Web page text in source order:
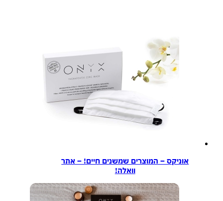
אוניקס – המוצרים שמשנים חיים! – אתר